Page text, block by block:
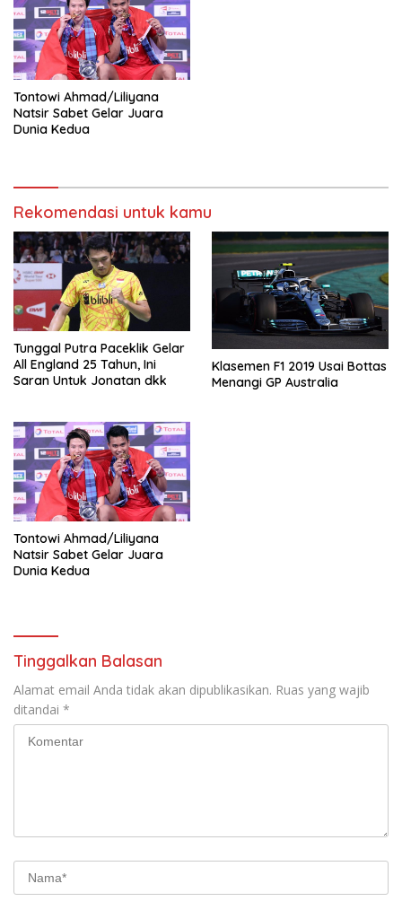
Tontowi Ahmad/Liliyana
Natsir Sabet Gelar Juara
Dunia Kedua
Rekomendasi untuk kamu
Tunggal Putra Paceklik Gelar
All England 25 Tahun, Ini
Saran Untuk Jonatan dkk
Klasemen F1 2019 Usai Bottas
Menangi GP Australia
Tontowi Ahmad/Liliyana
Natsir Sabet Gelar Juara
Dunia Kedua
Tinggalkan Balasan
Alamat email Anda tidak akan dipublikasikan. Ruas yang wajib
ditandai *